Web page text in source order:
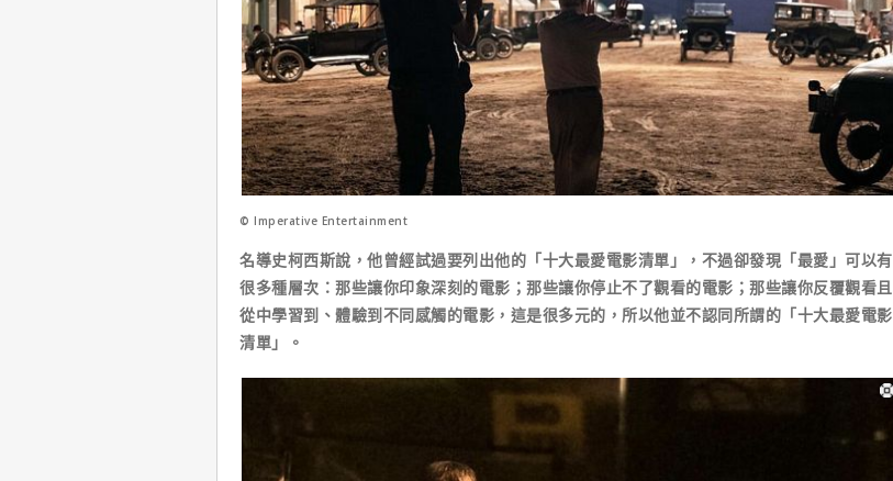
© Imperative Entertainment
名導史柯西斯說，他曾經試過要列出他的「十大最愛電影清單」，不過卻發現「最愛」可以有
很多種層次：那些讓你印象深刻的電影；那些讓你停止不了觀看的電影；那些讓你反覆觀看且
從中學習到、體驗到不同感觸的電影，這是很多元的，所以他並不認同所謂的「十大最愛電影
清單」。